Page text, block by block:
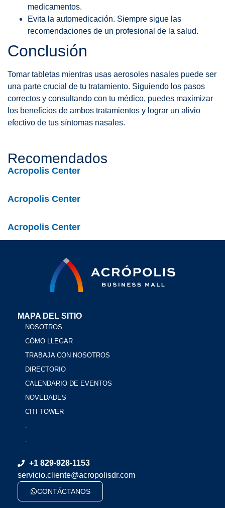
medicamentos.
Evita la automedicación. Siempre sigue las
recomendaciones de un profesional de la salud.
Conclusión
Tomar tabletas mientras usas aerosoles nasales puede ser
una parte crucial de tu tratamiento. Siguiendo los pasos
correctos y consultando con tu médico, puedes maximizar
los beneficios de ambos tratamientos y lograr un alivio
efectivo de tus síntomas nasales.
Recomendados
Acropolis Center
Acropolis Center
Acropolis Center
MAPA DEL SITIO
NOSOTROS
CÓMO LLEGAR
TRABAJA CON NOSOTROS
DIRECTORIO
CALENDARIO DE EVENTOS
NOVEDADES
CITI TOWER
+1 829-928-1153
servicio.cliente@acropolisdr.com
CONTÁCTANOS